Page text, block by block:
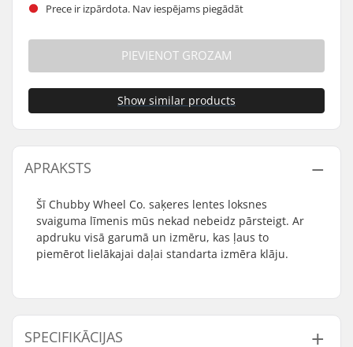
Prece ir izpārdota. Nav iespējams piegādāt
PIEVIENOT GROZAM
Show similar products
APRAKSTS
Šī Chubby Wheel Co. saķeres lentes loksnes
svaiguma līmenis mūs nekad nebeidz pārsteigt. Ar
apdruku visā garumā un izmēru, kas ļaus to
piemērot lielākajai daļai standarta izmēra klāju.
SPECIFIKĀCIJAS